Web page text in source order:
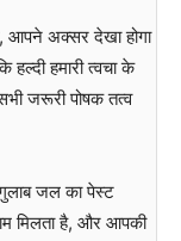
आपने अक्सर देखा होगा
हमारी त्वचा के
जरूरी पोषक तत्व
गुलाब जल का पेस्ट
मिलता है, और आपकी